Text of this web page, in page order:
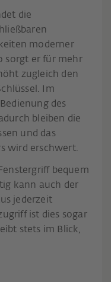
die
moderner
sorgt er für mehr
zugleich den
Im
des
bleiben die
und das
wird erschwert.
bequem
kann auch der
jederzeit
ist dies sogar
stets im Blick,